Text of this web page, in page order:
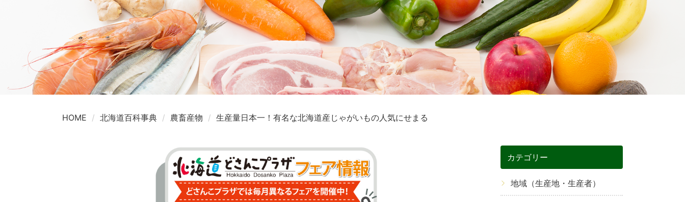
HOME 北海道百科事典 農畜産物 生産量日本一！有名な北海道産じゃがいもの人気にせまる
カテゴリー
地域（生産地・生産者）